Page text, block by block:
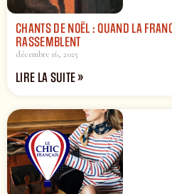
CHANTS DE NOËL : QUAND LA
RASSEMBLENT
décembre 16, 2025
LIRE LA SUITE »